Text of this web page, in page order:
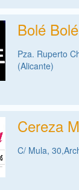
Bolé Bolé
Pza. Ruperto
(Alicante)
Cereza
C/ Mula,